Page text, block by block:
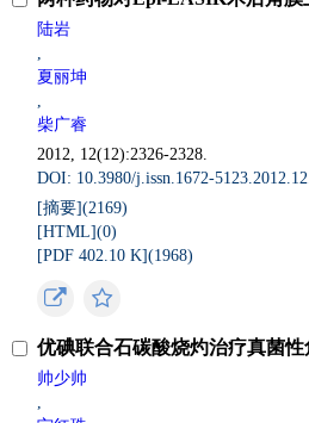
陆岩
,
夏丽坤
,
柴广睿
2012, 12(12):2326-2328.
DOI: 10.3980/j.issn.1672-
[摘要](2169)
[HTML](0)
[PDF 402.10 K](1968)
优碘联合石碳酸烧灼治疗真菌
帅少帅
,